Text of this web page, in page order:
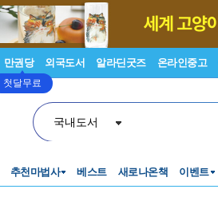
만권당
첫달무료
외국도서 알라딘굿즈 온라인중고
국내도서
추천마법사 베스트 새로나온책 이벤트